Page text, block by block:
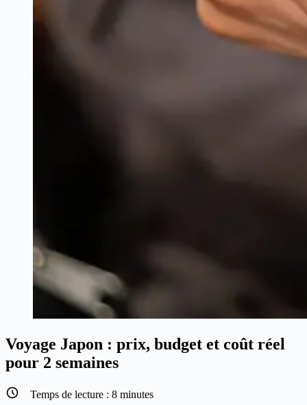
Voyage Japon : prix, budget et coût réel
pour 2 semaines
Temps de lecture : 8 minutes